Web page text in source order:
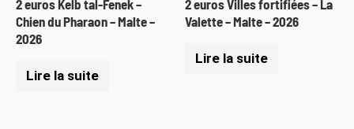
2 euros Kelb tal-Fenek –
Chien du Pharaon – Malte –
2026
Lire la suite
2 euros Villes fortifiées – La
Valette – Malte – 2026
Lire la suite